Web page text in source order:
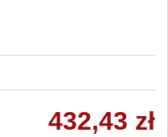
432,43 zł